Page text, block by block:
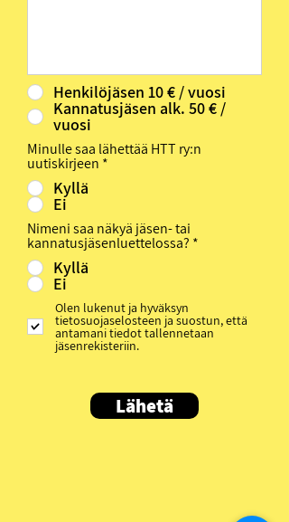
Henkilöjäsen 10 € / vuosi
Kannatusjäsen alk. 50 € /
vuosi
Minulle saa lähettää HTT ry:n
uutiskirjeen *
Kyllä
Ei
Nimeni saa näkyä jäsen- tai
kannatusjäsenluettelossa? *
Kyllä
Ei
Olen lukenut ja hyväksyn
tietosuojaselosteen ja suostun, että
antamani tiedot tallennetaan
jäsenrekisteriin.
Lähetä